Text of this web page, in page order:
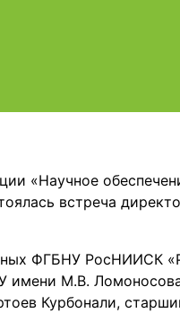
«Научное
встреча
ФГБНУ РосНИИСК
М.В.
Курбонали,